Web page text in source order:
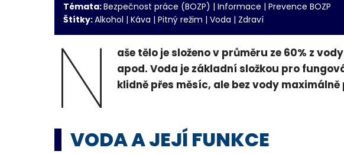
Témata:Bezpečnost práce (BOZP) | Informace | Prevence BOZP
Štítky:Alkohol | Káva | Pitný režim | Voda | Zdraví
N
aše tělo je složeno v průměru ze 60% z
apod. Voda je základní složkou pro
klidně přes měsíc, ale bez vody maximálně
VODA A JEJÍ FUNKCE